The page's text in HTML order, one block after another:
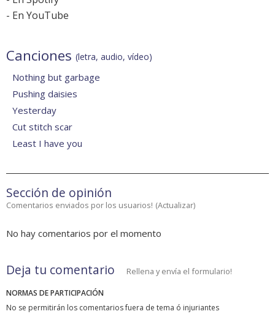
- En YouTube
Canciones (letra, audio, vídeo)
Nothing but garbage
Pushing daisies
Yesterday
Cut stitch scar
Least I have you
Sección de opinión
Comentarios enviados por los usuarios! (Actualizar)
No hay comentarios por el momento
Deja tu comentario Rellena y envía el formulario!
NORMAS DE PARTICIPACIÓN
No se permitirán los comentarios fuera de tema ó injuriantes